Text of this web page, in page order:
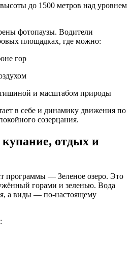
до 1500 метров над уровнем
фотопаузы. Водители
площадках, где можно:
гор
тишиной и масштабом природы
в себе и динамику движения по
созерцания.
отдых и
— Зеленое озеро. Это
горами и зеленью. Вода
а виды — по‑настоящему